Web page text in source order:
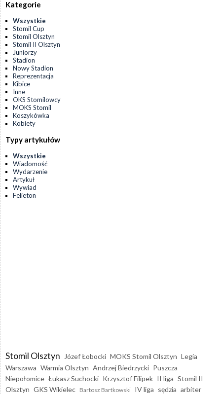
Kategorie
Wszystkie
Stomil Cup
Stomil Olsztyn
Stomil II Olsztyn
Juniorzy
Stadion
Nowy Stadion
Reprezentacja
Kibice
Inne
OKS Stomilowcy
MOKS Stomil
Koszykówka
Kobiety
Typy artykułów
Wszystkie
Wiadomość
Wydarzenie
Artykuł
Wywiad
Felieton
Stomil Olsztyn Józef Łobocki MOKS Stomil Olsztyn Legia
Warszawa Warmia Olsztyn Andrzej Biedrzycki Puszcza
Niepołomice Łukasz Suchocki Krzysztof Filipek II liga Stomil II
Olsztyn GKS Wikielec Bartosz Bartkowski IV liga sędzia arbiter